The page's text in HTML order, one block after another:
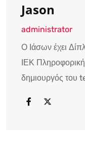
Jason
administrator
Ο Ιάσων έχει
ΙΕΚ
δημιουργός του